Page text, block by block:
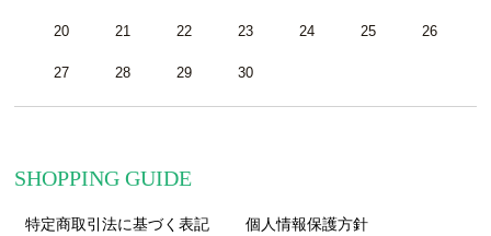
20 21 22 23 24 25 26
27 28 29 30
SHOPPING GUIDE
特定商取引法に基づく表記 個人情報保護方針